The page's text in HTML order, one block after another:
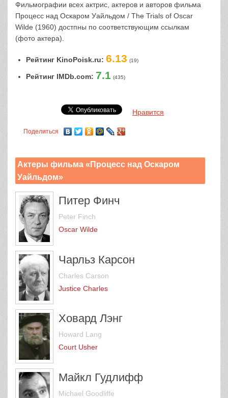
Фильмографии всех актрис, актеров и авторов фильма
Процесс над Оскаром Уайльдом / The Trials of Oscar
Wilde (1960) достпны по соответствующим ссылкам
(фото актера).
Рейтинг KinoPoisk.ru: 6.13 (19)
Рейтинг IMDb.com: 7.1 (435)
Нравится
Поделиться
Актеры фильма «Процесс над Оскаром
Уайльдом»
Питер Финч
Peter Finch
Oscar Wilde
Чарльз Карсон
Charles Carson
Justice Charles
Ховард Лэнг
Howard Lang
Court Usher
Майкл Гудлифф
Michael Goodliffe